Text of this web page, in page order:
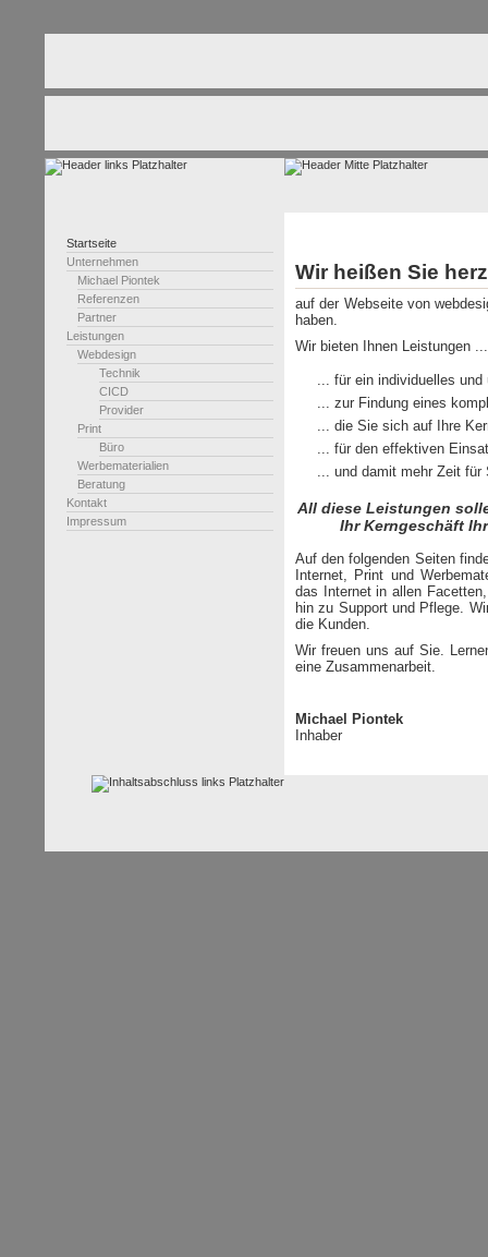
Startseite
Unternehmen
Michael Piontek
Referenzen
Partner
Leistungen
Webdesign
Technik
CICD
Provider
Print
Büro
Werbematerialien
Beratung
Kontakt
Impressum
Wir heißen Sie
auf der Webseite von
haben.
Wir bieten Ihnen Leistungen ...
... für ein individuelles
... zur Findung eines
... die Sie sich auf Ihre
... für den effektiven
... und damit mehr Zeit für
All diese Leistungen
Ihr Kerngeschäft
Auf den folgenden Seiten
Internet, Print und
das Internet in allen
hin zu Support und Pflege.
die Kunden.
Wir freuen uns auf Sie.
eine Zusammenarbeit.
Michael Piontek
Inhaber